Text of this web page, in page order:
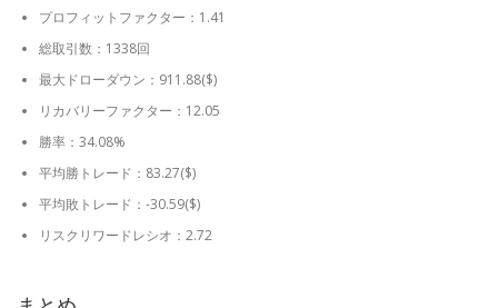
プロフィットファクター：1.41
総取引数：1338回
最大ドローダウン：911.88($)
リカバリーファクター：12.05
勝率：34.08%
平均勝トレード：83.27($)
平均敗トレード：-30.59($)
リスクリワードレシオ：2.72